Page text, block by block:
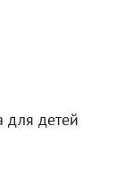
для детей